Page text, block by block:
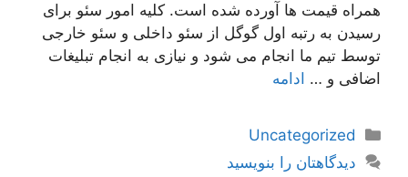
همراه قیمت ها آورده شده است. کلیه امور سئو برای
رسیدن به رتبه اول گوگل از سئو داخلی و سئو خارجی
توسط تیم ما انجام می شود و نیازی به انجام تبلیغات
اضافی و … ادامه
دسته‌ها
Uncategorized
دیدگاهتان را بنویسید